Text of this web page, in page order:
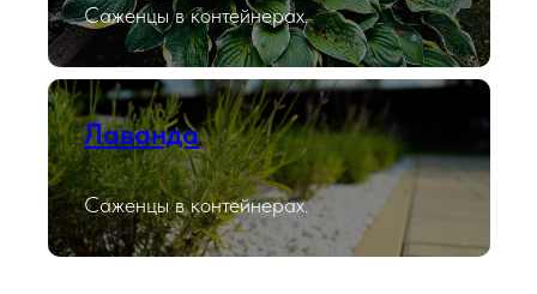
Саженцы в контейнерах.
Лаванда
Саженцы в контейнерах.